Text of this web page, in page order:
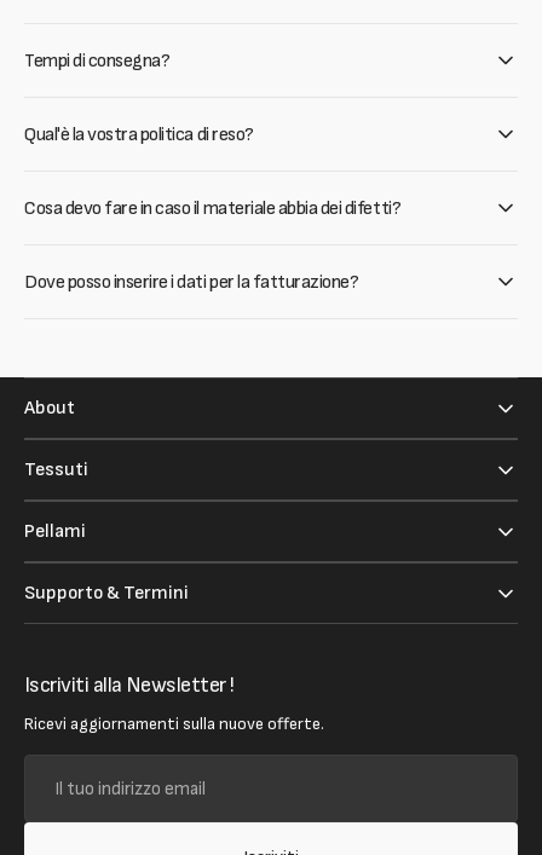
Tempi di consegna?
Qual'è la vostra politica di reso?
Cosa devo fare in caso il materiale abbia dei difetti?
Dove posso inserire i dati per la fatturazione?
About
Tessuti
Pellami
Supporto & Termini
Iscriviti alla Newsletter !
Ricevi aggiornamenti sulla nuove offerte.
indirizzo